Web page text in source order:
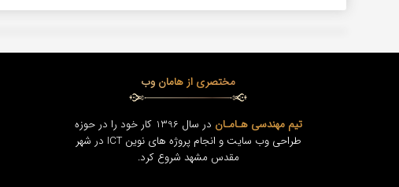
مختصری از هامان وب
تیم مهندسی هـامـان
در سال 1396 کار خود را در حوزه
طراحی وب سایت و انجام پروژه های نوین ICT در شهر
مقدس مشهد شروع کرد.